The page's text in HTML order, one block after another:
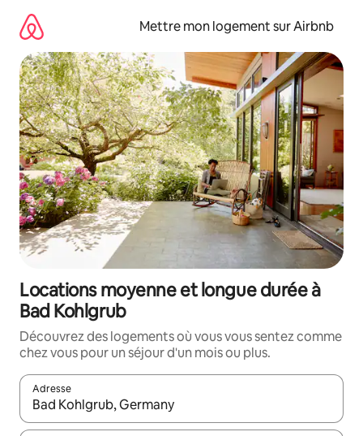
directement
contenu
Mettre mon logement sur Airbnb
Locations moyenne et longue durée à
Bad Kohlgrub
Découvrez des logements où vous vous sentez comme
chez vous pour un séjour d'un mois ou plus.
Adresse
Lorsque les résultats s'affichent, utilisez les flèches vers le